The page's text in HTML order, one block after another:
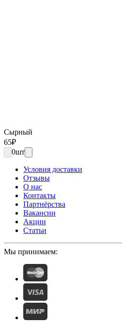
Сырный
65₽
0шт
Условия доставки
Отзывы
О нас
Контакты
Партнёрства
Вакансии
Акции
Статьи
Мы принимаем: